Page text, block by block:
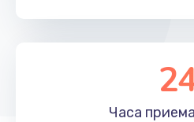
Часа приема